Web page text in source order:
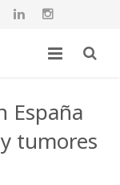
España
tumores